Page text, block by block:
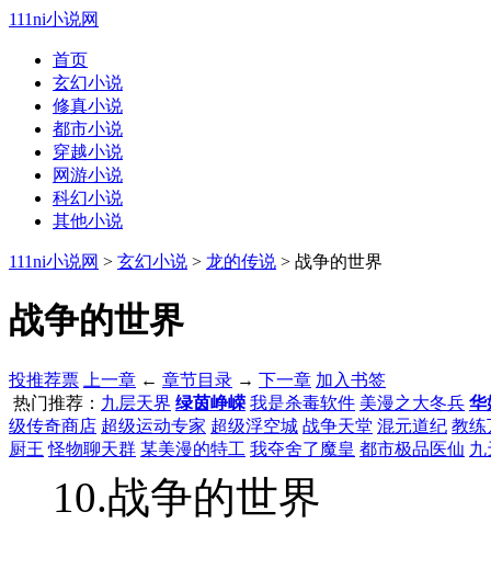
111ni小说网
首页
玄幻小说
修真小说
都市小说
穿越小说
网游小说
科幻小说
其他小说
111ni小说网 > 玄幻小说 > 龙的传说 > 战争的世界
战争的世界
投推荐票 上一章 ← 章节目录 → 下一章 加入书签
热门推荐： 九层天界 绿茵峥嵘 我是杀毒软件 美漫之大冬兵 华
级传奇商店 超级运动专家 超级浮空城 战争天堂 混元道纪 教练
厨王 怪物聊天群 某美漫的特工 我夺舍了魔皇 都市极品医仙 九
10.战争的世界